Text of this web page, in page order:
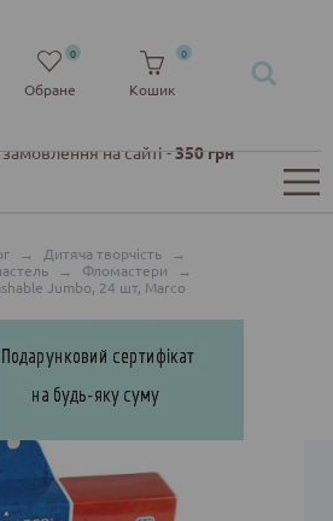
на сайті -350 грн
Обране
0
Кошик
0
→ Дитяча творчість
→
→ Фломастери
→
Jumbo, 24 шт, Marco